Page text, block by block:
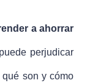
a ahorrar
perjudicar
son y cómo